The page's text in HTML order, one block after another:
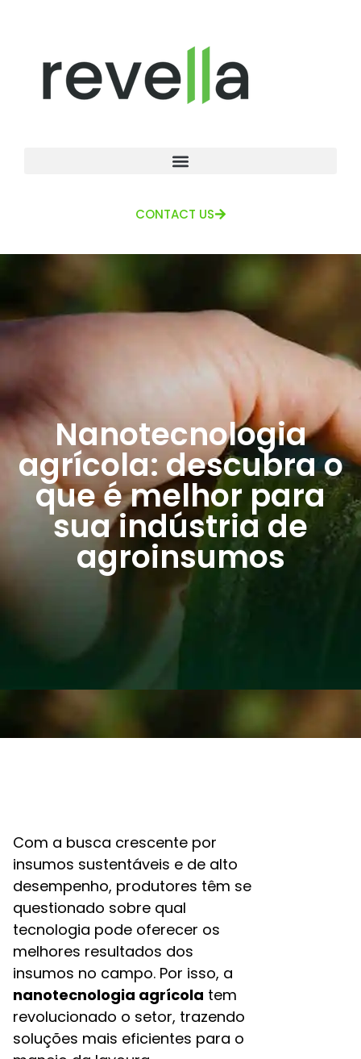
CONTACT US
Nanotecnologia
agrícola: descubra o
que é melhor para
sua indústria de
agroinsumos
Com a busca crescente por
insumos sustentáveis e de alto
desempenho, produtores têm se
questionado sobre qual
tecnologia pode oferecer os
melhores resultados dos
insumos no campo. Por isso, a
nanotecnologia agrícola tem
revolucionado o setor, trazendo
soluções mais eficientes para o